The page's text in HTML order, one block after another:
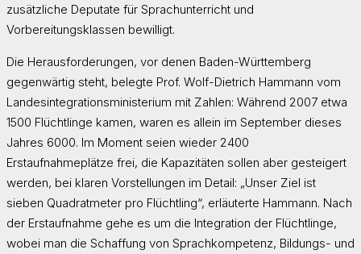
zusätzliche Deputate für Sprachunterricht und
Vorbereitungsklassen bewilligt.
Die Herausforderungen, vor denen Baden-Württemberg
gegenwärtig steht, belegte Prof. Wolf-Dietrich Hammann vom
Landesintegrationsministerium mit Zahlen: Während 2007 etwa
1500 Flüchtlinge kamen, waren es allein im September dieses
Jahres 6000. Im Moment seien wieder 2400
Erstaufnahmeplätze frei, die Kapazitäten sollen aber gesteigert
werden, bei klaren Vorstellungen im Detail: „Unser Ziel ist
sieben Quadratmeter pro Flüchtling“, erläuterte Hammann. Nach
der Erstaufnahme gehe es um die Integration der Flüchtlinge,
wobei man die Schaffung von Sprachkompetenz, Bildungs- und